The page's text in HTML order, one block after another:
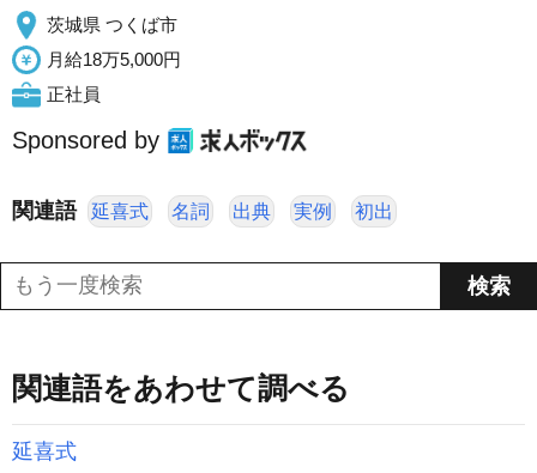
茨城県 つくば市
月給18万5,000円
正社員
Sponsored by
関連語 延喜式 名詞 出典 実例 初出
関連語をあわせて調べる
延喜式